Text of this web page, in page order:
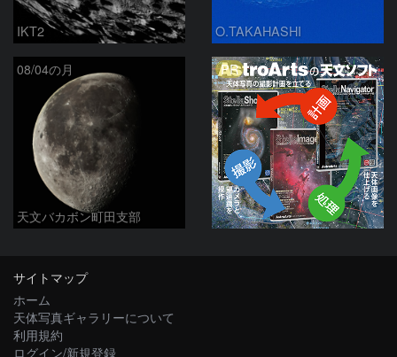
IKT2 O.TAKAHASHI
08/04の月
天文バカボン町田支部
PR
サイトマップ
ホーム
天体写真ギャラリーについて
利用規約
ログイン/新規登録